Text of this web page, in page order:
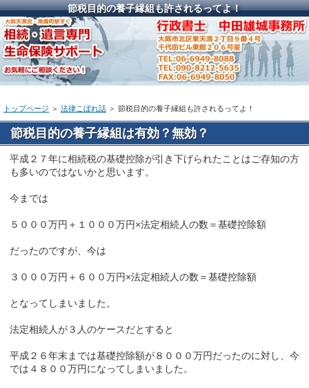
節税目的の養子縁組も許されるってよ！
トップページ ＞ 法律こぼれ話 ＞ 節税目的の養子縁組も許されるってよ！
節税目的の養子縁組は有効？無効？
平成２７年に相続税の基礎控除が引き下げられたことはご存知の方
も多いのではないかと思います。
今までは
５０００万円＋１０００万円×法定相続人の数＝基礎控除額
だったのですが、今は
３０００万円＋６００万円×法定相続人の数＝基礎控除額
となってしまいました。
法定相続人が３人のケースだとすると
平成２６年末までは基礎控除額が８０００万円だったのに対し、今
では４８００万円になってしまいました。